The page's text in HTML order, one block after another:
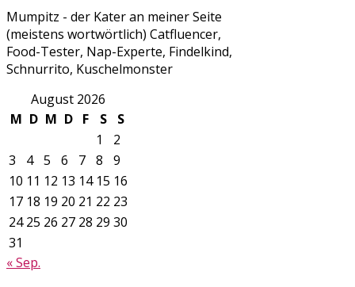
Mumpitz - der Kater an meiner Seite
(meistens wortwörtlich) Catfluencer,
Food-Tester, Nap-Experte, Findelkind,
Schnurrito, Kuschelmonster
August 2026
M D M D F S
S
1
2
3
4 5 6 7 8
9
10 11 12 13 14 15 16
17 18 19 20 21 22 23
24 25 26 27 28 29 30
31
« Sep.